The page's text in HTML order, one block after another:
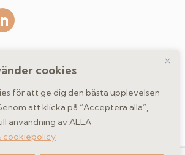
cookies
för att ge dig den bästa upplevelsen
att klicka på “Acceptera alla”,
användning av ALLA
cookiepolicy